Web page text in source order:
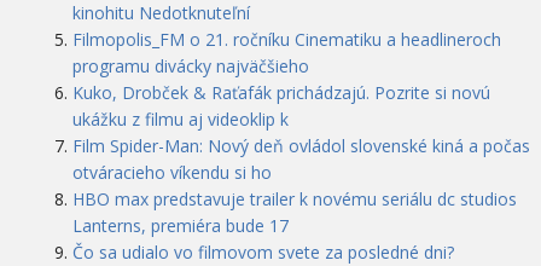
kinohitu Nedotknuteľní
Filmopolis_FM o 21. ročníku Cinematiku a headlineroch
programu divácky najväčšieho
Kuko, Drobček & Raťafák prichádzajú. Pozrite si novú
ukážku z filmu aj videoklip k
Film Spider-Man: Nový deň ovládol slovenské kiná a počas
otváracieho víkendu si ho
HBO max predstavuje trailer k novému seriálu dc studios
Lanterns, premiéra bude 17
Čo sa udialo vo filmovom svete za posledné dni?